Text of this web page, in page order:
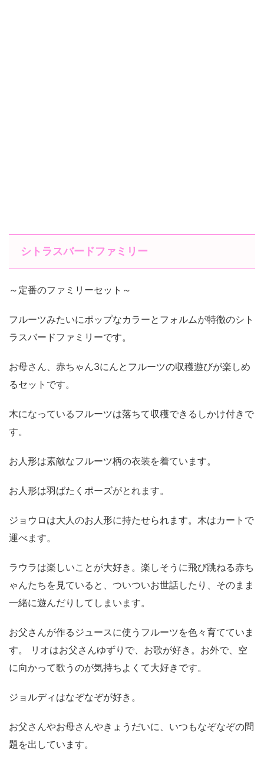
シトラスバードファミリー
～定番のファミリーセット～
フルーツみたいにポップなカラーとフォルムが特徴のシト
ラスバードファミリーです。
お母さん、赤ちゃん3にんとフルーツの収穫遊びが楽しめ
るセットです。
木になっているフルーツは落ちて収穫できるしかけ付きで
す。
お人形は素敵なフルーツ柄の衣装を着ています。
お人形は羽ばたくポーズがとれます。
ジョウロは大人のお人形に持たせられます。木はカートで
運べます。
ラウラは楽しいことが大好き。楽しそうに飛び跳ねる赤ち
ゃんたちを見ていると、ついついお世話したり、そのまま
一緒に遊んだりしてしまいます。
お父さんが作るジュースに使うフルーツを色々育てていま
す。 リオはお父さんゆずりで、お歌が好き。お外で、空
に向かって歌うのが気持ちよくて大好きです。
ジョルディはなぞなぞが好き。
お父さんやお母さんやきょうだいに、いつもなぞなぞの問
題を出しています。